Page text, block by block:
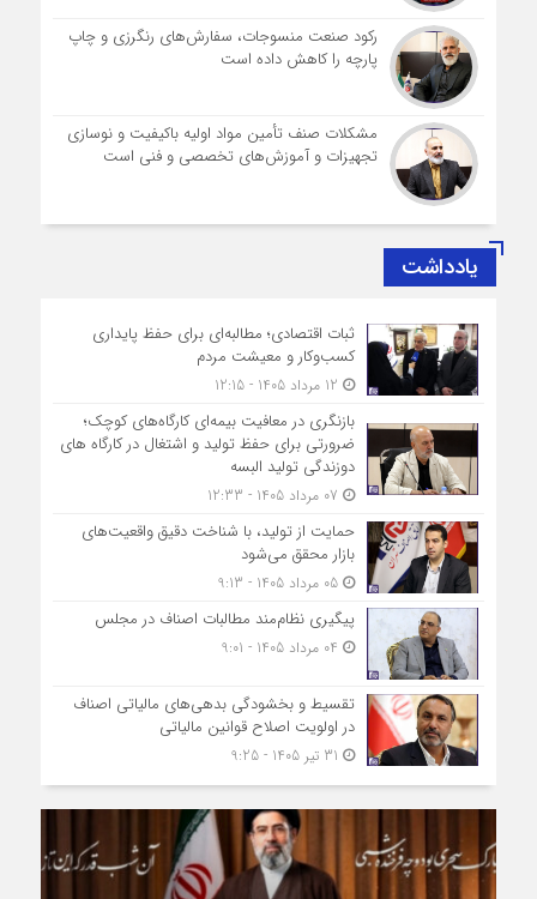
رکود صنعت منسوجات، سفارش‌های رنگرزی و چاپ
پارچه را کاهش داده است
مشکلات صنف تأمین مواد اولیه باکیفیت و نوسازی
تجهیزات و آموزش‌های تخصصی و فنی است
یادداشت
ثبات اقتصادی؛ مطالبه‌ای برای حفظ پایداری
کسب‌وکار و معیشت مردم
بازنگری در معافیت بیمه‌ای کارگاه‌های کوچک؛
ضرورتی برای حفظ تولید و اشتغال در کارگاه های
دوزندگی تولید البسه
حمایت از تولید، با شناخت دقیق واقعیت‌های
بازار محقق می‌شود
05 مرداد 1405 - 9:13
پیگیری نظام‌مند مطالبات اصناف در مجلس
تقسیط و بخشودگی بدهی‌های مالیاتی اصناف
در اولویت اصلاح قوانین مالیاتی